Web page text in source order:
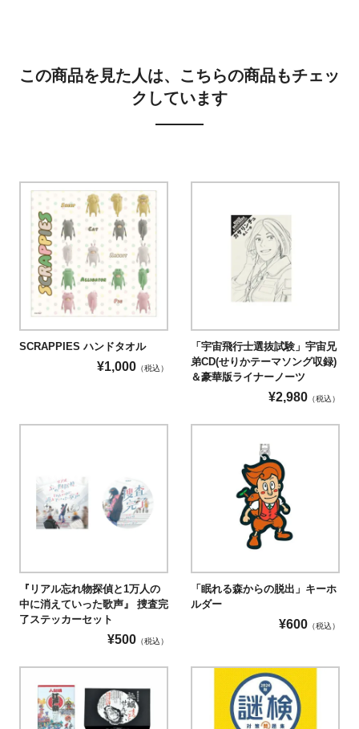
この商品を見た人は、こちらの商品もチェッ
クしています
SCRAPPIES ハンドタオル
¥1,000 （税込）
「宇宙飛行士選抜試験」宇宙兄
弟CD(せりかテーマソング収録)
＆豪華版ライナーノーツ
¥2,980 （税込）
『リアル忘れ物探偵と1万人の
中に消えていった歌声』 捜査完
了ステッカーセット
¥500 （税込）
「眠れる森からの脱出」キーホ
ルダー
¥600 （税込）